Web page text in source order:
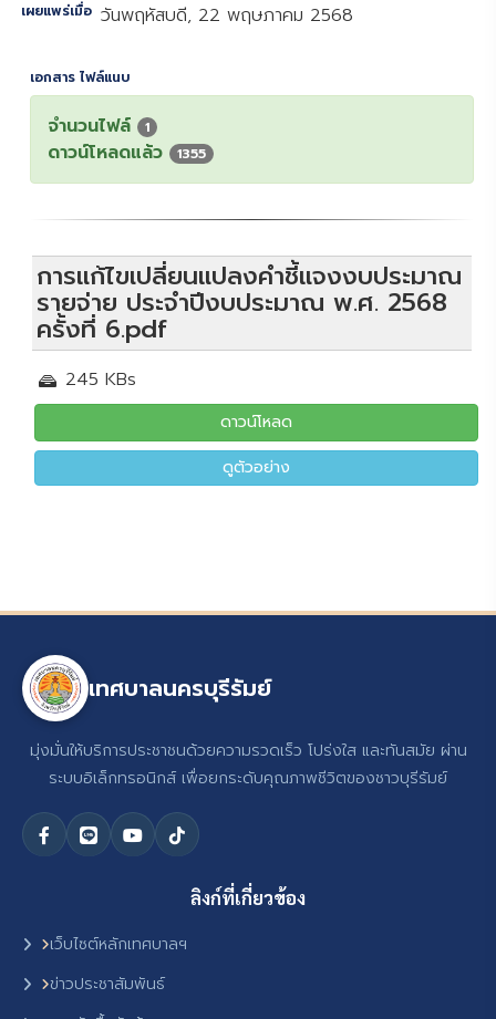
เผยแพร่เมื่อ วันพฤหัสบดี, 22 พฤษภาคม 2568
เอกสาร ไฟล์แนบ
จำนวนไฟล์ 1
ดาวน์โหลดแล้ว 1355
การแก้ไขเปลี่ยนแปลงคำชี้แจงงบประมาณ
รายจ่าย ประจำปีงบประมาณ พ.ศ. 2568
ครั้งที่ 6.pdf
245 KBs
ดาวน์โหลด
ดูตัวอย่าง
เทศบาลนครบุรีรัมย์
มุ่งมั่นให้บริการประชาชนด้วยความรวดเร็ว โปร่งใส และทันสมัย ผ่าน
ระบบอิเล็กทรอนิกส์ เพื่อยกระดับคุณภาพชีวิตของชาวบุรีรัมย์
ลิงก์ที่เกี่ยวข้อง
เว็บไซต์หลักเทศบาลฯ
ข่าวประชาสัมพันธ์